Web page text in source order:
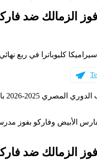
الزمالك ضد
الزمالك ضد